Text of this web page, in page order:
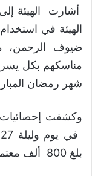
أشارت الهيئة
الهيئة في
ضيوف الرحمن،
مناسكهم بكل
شهر رمضان
وكشفت
بلغ 800 ألف معتمر، وعدد المصلين 3,400,000 مصلي.